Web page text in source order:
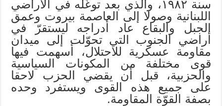
سنة ١٩٨٢، والذي بعد توغّله في الأراضي
اللبنانية وصولا إلى العاصمة بيروت وعمق
الجبل والبقاع عاد أدراجه ليستقرّ في
أراضي الجنوب التي تحوّلت إلى ميدان
مقاومة عسكرية للاحتلال، أسهمت فيها
قوى مختلفة من المكونات السياسية
والحزبية، قبل أن يقضي الحزب لاحقا
على جميع هذه القوى ويستفرد وحده
بصفة القوّة المقاوِمة.